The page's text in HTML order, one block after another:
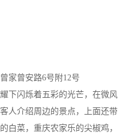
家曾安路6号附12号
下闪烁着五彩的光芒，在微风
人介绍周边的景点，上面还带
白菜，重庆农家乐的尖椒鸡，